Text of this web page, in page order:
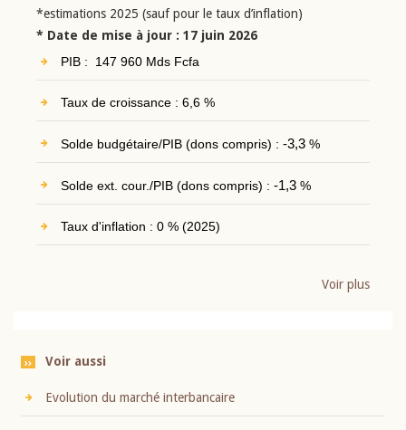
*estimations 2025 (sauf pour le taux d’inflation)
* Date de mise à jour : 17 juin 2026
PIB : 147 960 Mds Fcfa
Taux de croissance : 6,6 %
Solde budgétaire/PIB (dons compris) : -3,3%
Solde ext. cour./PIB (dons compris) : -1,3%
Taux d'inflation : 0 % (2025)
Voir plus
Voir aussi
Evolution du marché interbancaire